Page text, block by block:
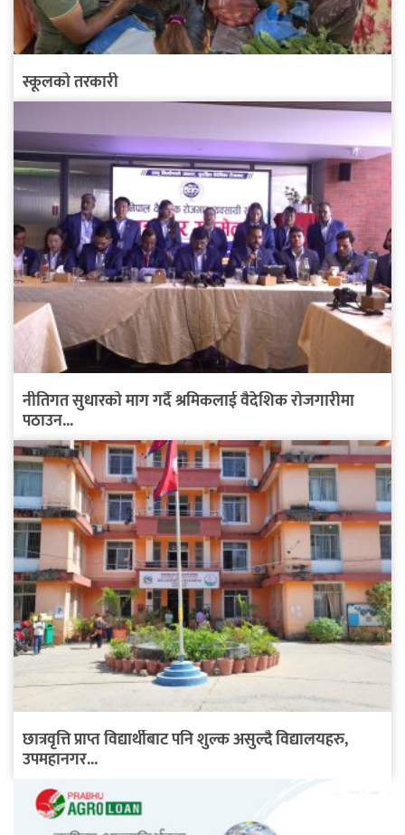
स्कूलको तरकारी
नीतिगत सुधारको माग गर्दै श्रमिकलाई वैदेशिक रोजगारीमा
पठाउन...
छात्रवृत्ति प्राप्त विद्यार्थीबाट पनि शुल्क असुल्दै विद्यालयहरु,
उपमहानगर...